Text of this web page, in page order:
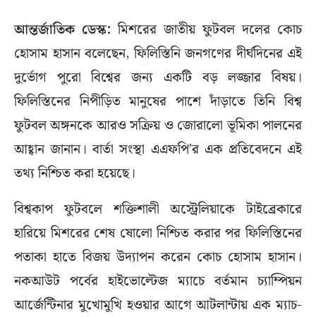
আন্তর্জাতিক ডেস্ক: মিশরের জাতীয় ফুটবল দলের কোচ
হোসাম হাসান বলেছেন, ফিলিস্তিনি জনগণের দীর্ঘদিনের এই
দুর্ভোগ পুরো বিশ্বের জন্য একটি বড় লজ্জার বিষয়।
ফিলিস্তিনের নিপীড়িত মানুষের পাশে দাঁড়াতে তিনি বিশ্ব
ফুটবল অঙ্গনকে আরও সক্রিয় ও জোরালো ভূমিকা পালনের
আহ্বান জানান। বার্তা সংস্থা এএফপি’র এক প্রতিবেদনে এই
তথ্য নিশ্চিত করা হয়েছে।
বিশ্বকাপ ফুটবলে শক্তিশালী অস্ট্রেলিয়াকে টাইব্রেকারে
হারিয়ে মিশরের শেষ ষোলো নিশ্চিত করার পর ফিলিস্তিনের
পতাকা হাতে বিজয় উদ্যাপন করেন কোচ হোসাম হাসান।
নকআউট পর্বের হাইভোল্টেজ ম্যাচে বর্তমান চ্যাম্পিয়ন
আর্জেন্টিনার মুখোমুখি হওয়ার আগে আটলান্টায় এক ম্যাচ-